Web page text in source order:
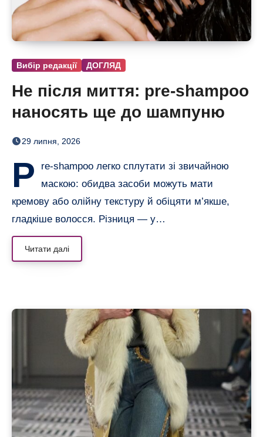
Вибір редакції ДОГЛЯД
Не після миття: pre-shampoo
наносять ще до шампуню
29 липня, 2026
P
re-shampoo легко сплутати зі звичайною
маскою: обидва засоби можуть мати
кремову або олійну текстуру й обіцяти м’якше,
гладкіше волосся. Різниця — у…
Читати далі